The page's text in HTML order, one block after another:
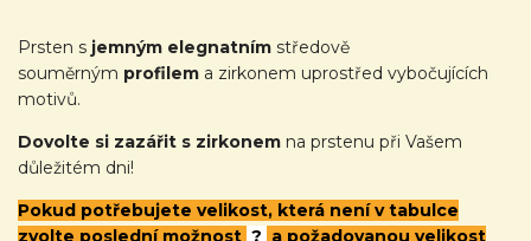
Prsten s jemným elegnatním středově
souměrným profilem a zirkonem uprostřed vybočujících
motivů.
Dovolte si zazářit s zirkonem na prstenu při Vašem
důležitém dni!
Pokud potřebujete velikost, která není v tabulce
zvolte poslední možnost ? a požadovanou velikost